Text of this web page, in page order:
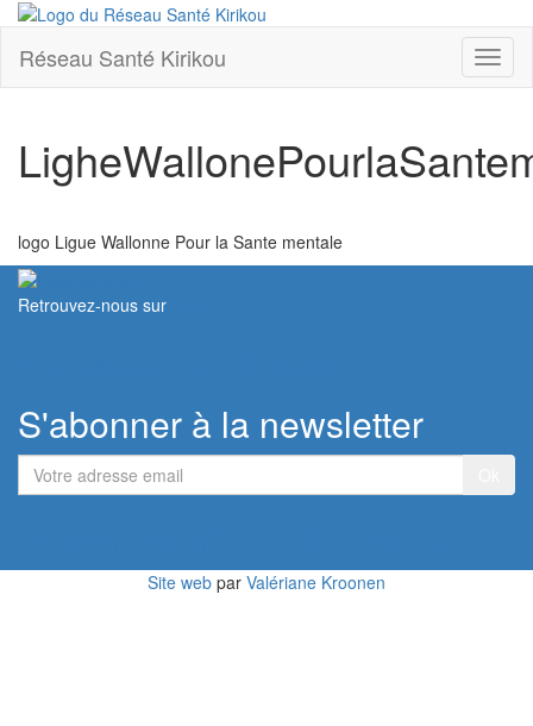
Réseau Santé Kirikou
logo Ligue Wallonne Pour la Sante mentale
Retrouvez-nous sur
S'abonner à la newsletter
Votre
adresse
Site web par Valériane Kroonen